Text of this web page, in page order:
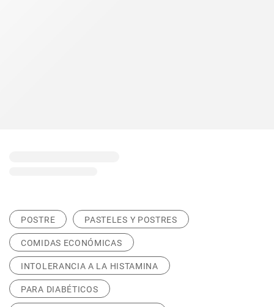
POSTRE PASTELES Y POSTRES
COMIDAS ECONÓMICAS
INTOLERANCIA A LA HISTAMINA
PARA DIABÉTICOS